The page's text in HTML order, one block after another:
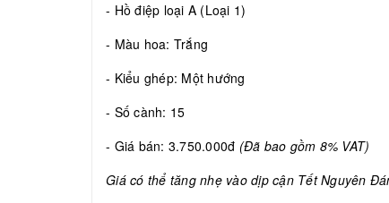
- Hồ điệp loại A (Loại 1)
- Màu hoa: Trắng
- Kiểu ghép: Một hướng
- Số cành: 15
- Giá bán: 3.750.000đ (Đã bao gồm 8% VAT)
Giá có thể tăng nhẹ vào dịp cận Tết Nguyên